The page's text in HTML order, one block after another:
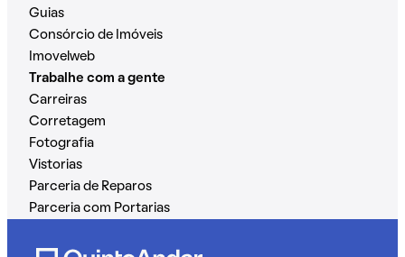
Guias
Consórcio de Imóveis
Imovelweb
Trabalhe com a gente
Carreiras
Corretagem
Fotografia
Vistorias
Parceria de Reparos
Parceria com Portarias